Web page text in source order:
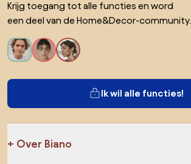
Krijg toegang tot alle functies en word
een deel van de Home&Decor-community.
Ik wil alle functies!
Over Biano